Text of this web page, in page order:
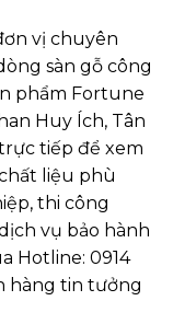
vị chuyên
sàn gỗ công
phẩm Fortune
Huy Ích, Tân
tiếp để xem
liệu phù
thi công
vụ bảo hành
Hotline: 0914
hàng tin tưởng